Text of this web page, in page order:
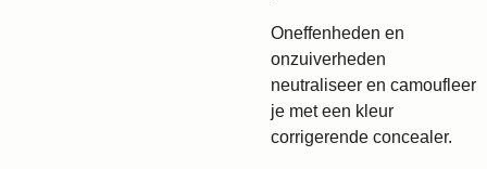
Oneffenheden en
onzuiverheden
neutraliseer en camoufleer
je met een kleur
corrigerende concealer.